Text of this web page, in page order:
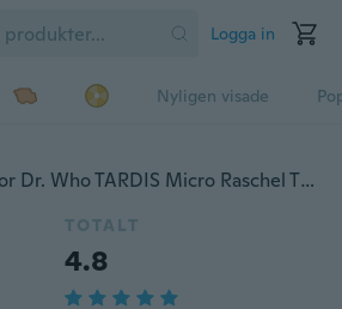
Logga in
Nyligen visade
Doctor Who Filt - Stor Dr. Who TARDIS Micro Raschel Throw - 50 "x 89" (Färg: Blå)
TOTALT
4.8